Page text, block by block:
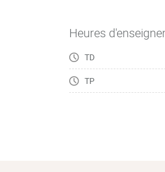
Heures
TD
TP